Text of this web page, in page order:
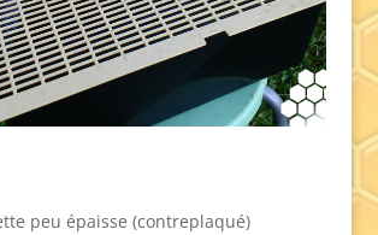
peu épaisse (contreplaqué)